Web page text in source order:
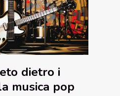
dietro i
musica pop